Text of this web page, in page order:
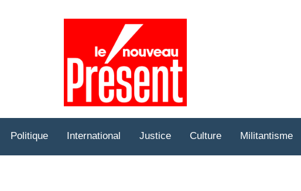
Politique International Justice Culture Militantisme